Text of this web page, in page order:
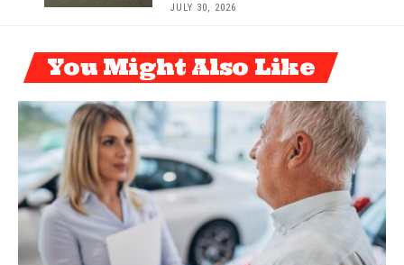
JULY 30, 2026
You Might Also Like